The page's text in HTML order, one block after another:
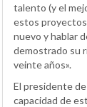
talento (y el
estos
nuevo y hablar
demostrado su
veinte años».
El presidente
capacidad de